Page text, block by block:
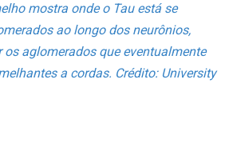
mostra onde o Tau está se
ao longo dos neurônios,
aglomerados que eventualmente
a cordas. Crédito: University